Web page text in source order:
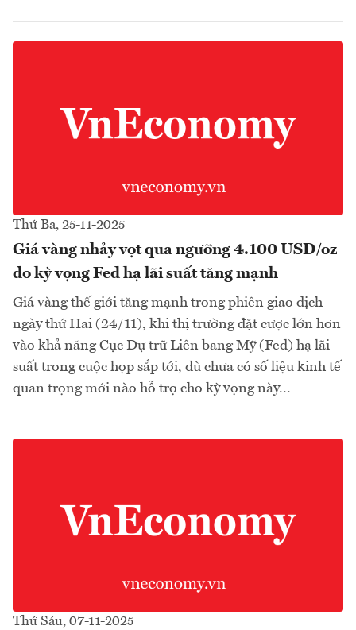
Thứ Ba, 25-11-2025
Giá vàng nhảy vọt qua ngưỡng 4.100 USD/oz
do kỳ vọng Fed hạ lãi suất tăng mạnh
Giá vàng thế giới tăng mạnh trong phiên giao dịch
ngày thứ Hai (24/11), khi thị trường đặt cược lớn hơn
vào khả năng Cục Dự trữ Liên bang Mỹ (Fed) hạ lãi
suất trong cuộc họp sắp tới, dù chưa có số liệu kinh tế
quan trọng mới nào hỗ trợ cho kỳ vọng này...
Thứ Sáu, 07-11-2025